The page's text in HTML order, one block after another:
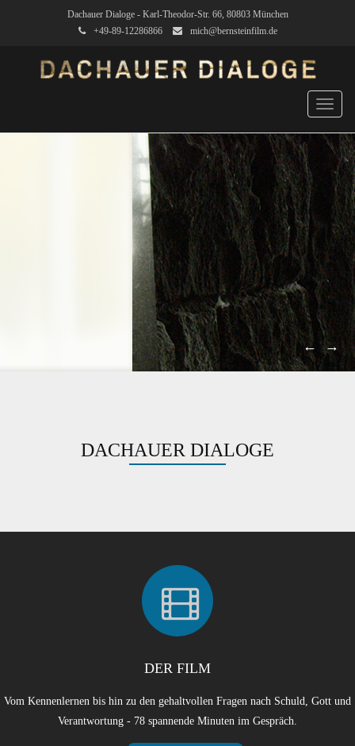
Dachauer Dialoge - Karl-Theodor-Str. 66, 80803 München
+49-89-12286866
mich@bernsteinfilm.de
← →
DACHAUER DIALOGE
DER FILM
Vom Kennenlernen bis hin zu den gehaltvollen Fragen nach Schuld, Gott und
Verantwortung - 78 spannende Minuten im Gespräch.